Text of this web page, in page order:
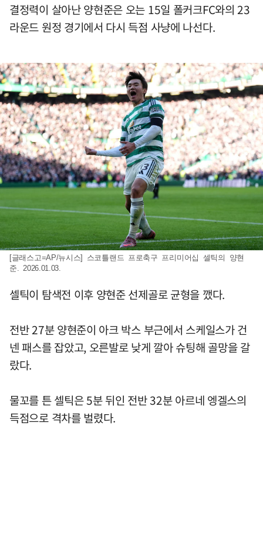
결정력이 살아난 양현준은 오는 15일 폴커크FC와의 23
라운드 원정 경기에서 다시 득점 사냥에 나선다.
[글래스고=AP/뉴시스] 스코틀랜드 프로축구 프리미어십 셀틱의 양현
준. 2026.01.03.
셀틱이 탐색전 이후 양현준 선제골로 균형을 깼다.
전반 27분 양현준이 아크 박스 부근에서 스케일스가 건
넨 패스를 잡았고, 오른발로 낮게 깔아 슈팅해 골망을 갈
랐다.
물꼬를 튼 셀틱은 5분 뒤인 전반 32분 아르네 엥겔스의
득점으로 격차를 벌렸다.